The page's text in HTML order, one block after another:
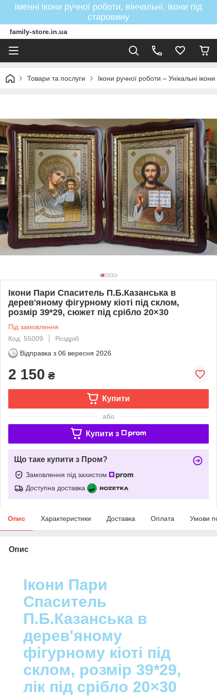
Іменні ікони ручної роботи, вінчальні, ікони під
старовину
family-store.in.ua
Товари та послуги Ікони ручної роботи – Унікальні
Ікони Пари Спаситель П.Б.Казанська в
дерев'яному фігурному кіоті під склом,
розмір 39*29, сюжет під срібло 20×30
Під замовлення
Код: 55009
Роздріб
Відправка з 06 вересня 2026
2 150 ₴
Купити
або
Купити з
Що таке купити з Пром?
Замовлення під захистом
Доступна доставка
Опис Характеристики Доставка Оплата Умови
Опис
Ікони Пари
Спаситель
П.Б.Казанська в
дерев'яному
фігурному кіоті під
склом, розмір 39*29,
лік під срібло 20×30